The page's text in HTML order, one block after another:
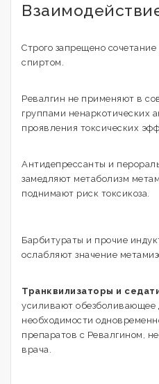
Строго запрещено
спиртом.
Ревалгин не применяют в
группами ненаркотических
проявления токсических
Антидепрессанты и
замедляют метаболизм
поднимают риск токсикоза.
Барбитураты и прочие
ослабляют значение
Транквилизаторы и
усиливают обезболивающее
необходимости
препаратов с Ревалгином,
врача.